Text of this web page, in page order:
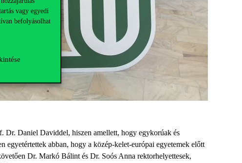
vagy egyedi
befolyásolhat
Dr. Daniel Daviddel, hiszen amellett, hogy egykorúak és
egyetértettek abban, hogy a közép-kelet-európai egyetemek előtt
Dr. Markó Bálint és Dr. Soós Anna rektorhelyettesek,